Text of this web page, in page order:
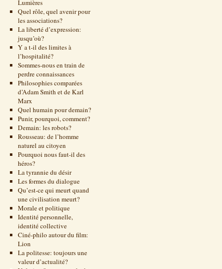
Lumières
Quel rôle, quel avenir pour
les associations?
La liberté d’expression:
jusqu’où?
Y a t-il des limites à
l’hospitalité?
Sommes-nous en train de
perdre connaissances
Philosophies comparées
d’Adam Smith et de Karl
Marx
Quel humain pour demain?
Punir, pourquoi, comment?
Demain: les robots?
Rousseau: de l’homme
naturel au citoyen
Pourquoi nous faut-il des
héros?
La tyrannie du désir
Les formes du dialogue
Qu’est-ce qui meurt quand
une civilisation meurt?
Morale et politique
Identité personnelle,
identité collective
Ciné-philo autour du film:
Lion
La politesse: toujours une
valeur d’actualité?